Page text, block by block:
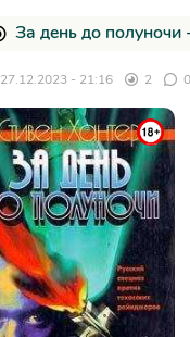
За день до полуночи
27.12.2023 - 21:16 2 0